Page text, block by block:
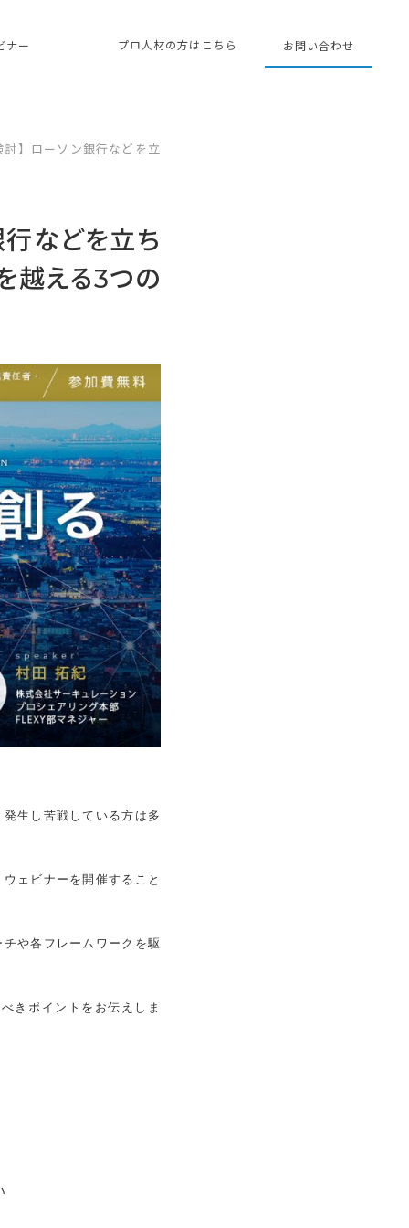
ナー プロ人材の方はこちら お問い合わせ
討】ローソン銀行などを立
行などを立ち
越える3つの
生し苦戦している方は多
ェビナーを開催すること
や各フレームワークを駆
きポイントをお伝えしま